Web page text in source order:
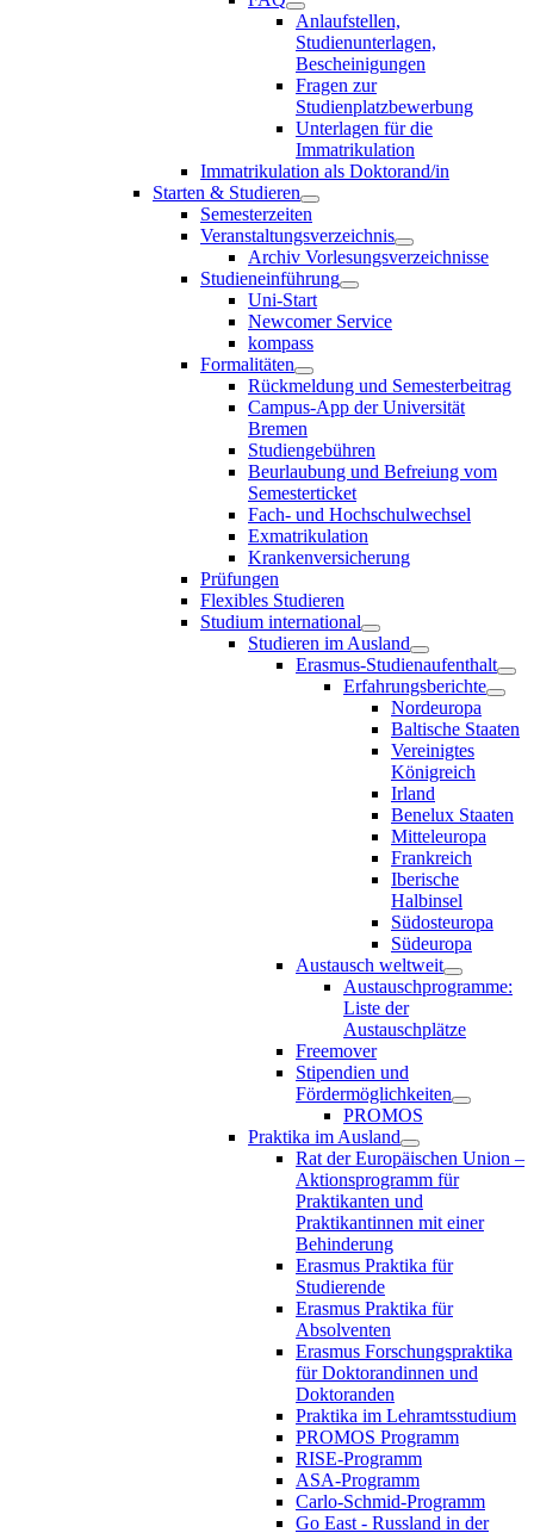
Anlaufstellen,
Studienunterlagen,
Bescheinigungen
Fragen zur
Studienplatzbewerbung
Unterlagen für die
Immatrikulation
Immatrikulation als Doktorand/in
Starten & Studieren
Semesterzeiten
Veranstaltungsverzeichnis
Archiv Vorlesungsverzeichnisse
Studieneinführung
Uni-Start
Newcomer Service
kompass
Formalitäten
Rückmeldung und Semesterbeitrag
Campus-App der Universität
Bremen
Studiengebühren
Beurlaubung und Befreiung vom
Semesterticket
Fach- und Hochschulwechsel
Exmatrikulation
Krankenversicherung
Prüfungen
Flexibles Studieren
Studium international
Studieren im Ausland
Erasmus-Studienaufenthalt
Erfahrungsberichte
Nordeuropa
Baltische Staaten
Vereinigtes
Königreich
Irland
Benelux Staaten
Mitteleuropa
Frankreich
Iberische
Halbinsel
Südosteuropa
Südeuropa
Austausch weltweit
Austauschprogramme:
Liste der
Austauschplätze
Freemover
Stipendien und
Fördermöglichkeiten
PROMOS
Praktika im Ausland
Rat der Europäischen Union –
Aktionsprogramm für
Praktikanten und
Praktikantinnen mit einer
Behinderung
Erasmus Praktika für
Studierende
Erasmus Praktika für
Absolventen
Erasmus Forschungspraktika
für Doktorandinnen und
Doktoranden
Praktika im Lehramtsstudium
PROMOS Programm
RISE-Programm
ASA-Programm
Carlo-Schmid-Programm
Go East - Russland in der